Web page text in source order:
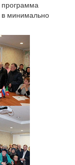
в минимально